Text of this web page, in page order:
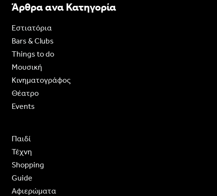
Άρθρα ανα Κατηγορία
Εστιατόρια
Bars & Clubs
Things to do
Moυσική
Κινηματογράφος
Θέατρο
Events
Παιδί
Τέχνη
Shopping
Guide
Aφιερώματα